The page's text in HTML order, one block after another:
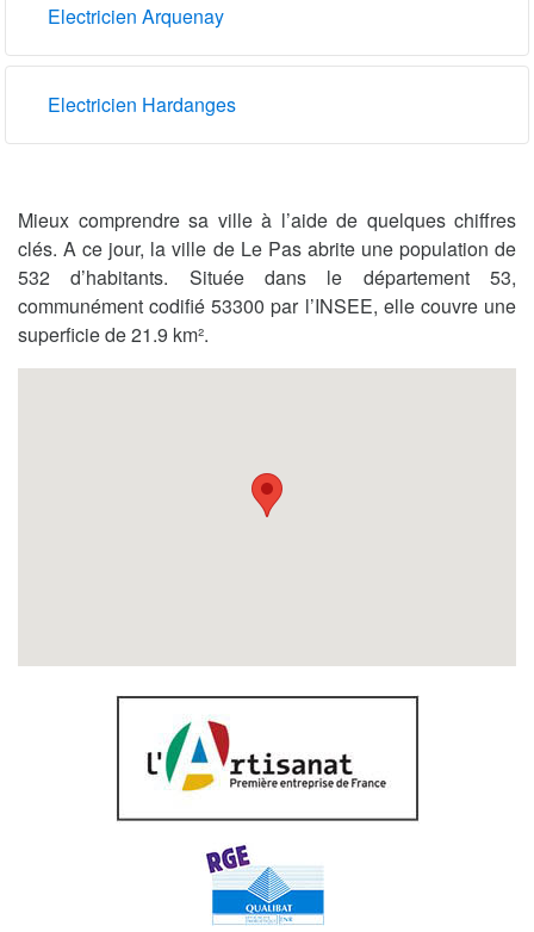
Electricien Arquenay
Electricien Hardanges
Mieux comprendre sa ville à l’aide de quelques chiffres
clés. A ce jour, la ville de Le Pas abrite une population de
532 d’habitants. Située dans le département 53,
communément codifié 53300 par l’INSEE, elle couvre une
superficie de 21.9 km².